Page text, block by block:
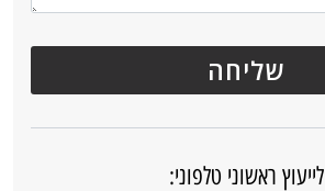
לייעוץ ראשוני טלפוני: